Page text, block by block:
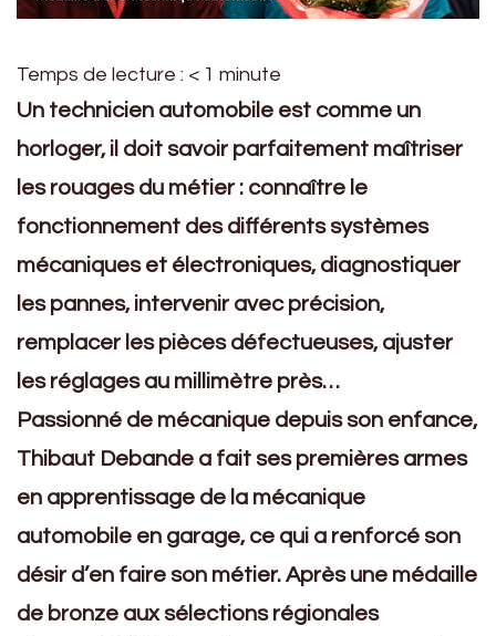
Temps de lecture : < 1 minute
Un technicien automobile est comme un
horloger, il doit savoir parfaitement maîtriser
les rouages du métier : connaître le
fonctionnement des différents systèmes
mécaniques et électroniques, diagnostiquer
les pannes, intervenir avec précision,
remplacer les pièces défectueuses, ajuster
les réglages au millimètre près…
Passionné de mécanique depuis son enfance,
Thibaut Debande a fait ses premières armes
en apprentissage de la mécanique
automobile en garage, ce qui a renforcé son
désir d’en faire son métier. Après une médaille
de bronze aux sélections régionales